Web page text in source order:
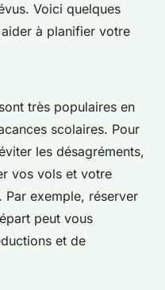
Voici quelques
à planifier votre
très populaires en
scolaires. Pour
les désagréments,
vos vols et votre
Par exemple, réserver
peut vous
et de